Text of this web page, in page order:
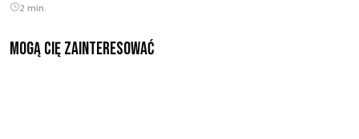
2 min.
Mogą Cię zainteresować